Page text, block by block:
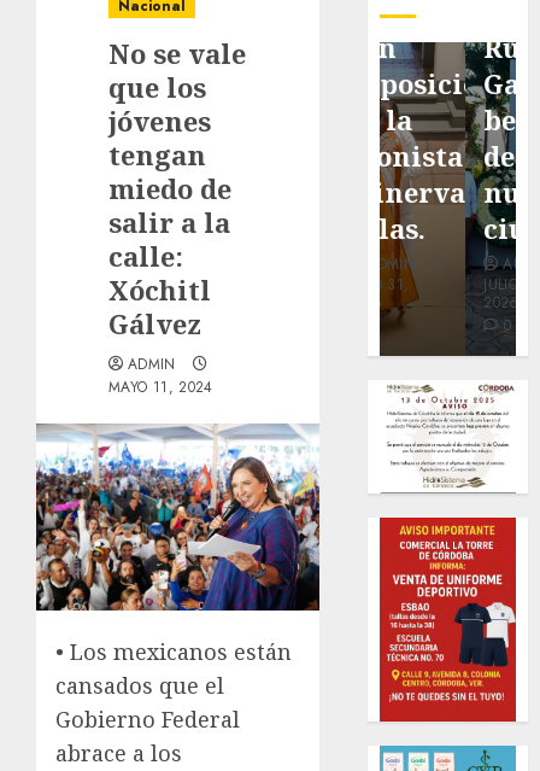
Nacional
No se vale
que los
jóvenes
tengan
miedo de
salir a la
calle:
Xóchitl
Gálvez
ADMIN
MAYO 11, 2024
• Los mexicanos están
cansados que el
Gobierno Federal
abrace a los
pavimentación
de San
Marcial
será
mejorada.
Interviene
CASF
ADMIN
JULIO 27,
2026
exposición
Minerva
Antonio
Ruiz
Galindo,
de
nuestra
ciudad.
JULIO 30,
2026